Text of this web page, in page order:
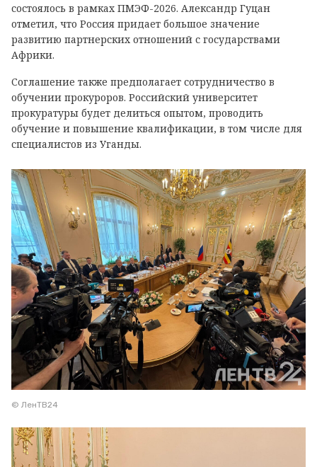
состоялось в рамках ПМЭФ-2026. Александр Гуцан
отметил, что Россия придает большое значение
развитию партнерских отношений с государствами
Африки.
Соглашение также предполагает сотрудничество в
обучении прокуроров. Российский университет
прокуратуры будет делиться опытом, проводить
обучение и повышение квалификации, в том числе для
специалистов из Уганды.
© ЛенТВ24